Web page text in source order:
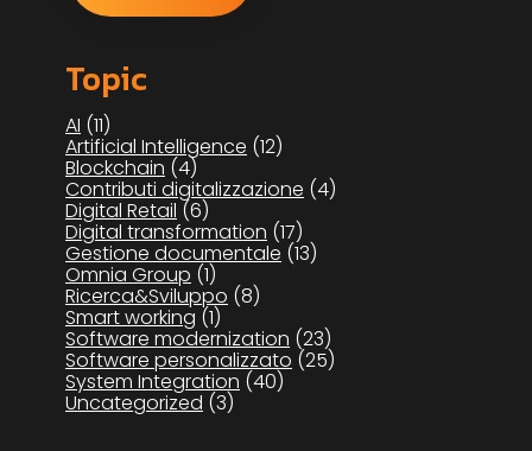
Topic
AI (11)
Artificial Intelligence (12)
Blockchain (4)
Contributi digitalizzazione (4)
Digital Retail (6)
Digital transformation (17)
Gestione documentale (13)
Omnia Group (1)
Ricerca&Sviluppo (8)
Smart working (1)
Software modernization (23)
Software personalizzato (25)
System Integration (40)
Uncategorized (3)